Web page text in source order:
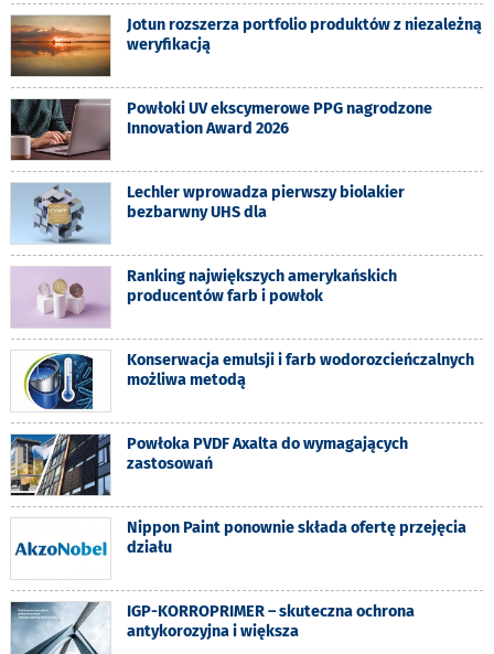
Jotun rozszerza portfolio produktów z niezależną
weryfikacją
Powłoki UV ekscymerowe PPG nagrodzone
Innovation Award 2026
Lechler wprowadza pierwszy biolakier
bezbarwny UHS dla
Ranking największych amerykańskich
producentów farb i powłok
Konserwacja emulsji i farb wodorozcieńczalnych
możliwa metodą
Powłoka PVDF Axalta do wymagających
zastosowań
Nippon Paint ponownie składa ofertę przejęcia
działu
IGP-KORROPRIMER – skuteczna ochrona
antykorozyjna i większa